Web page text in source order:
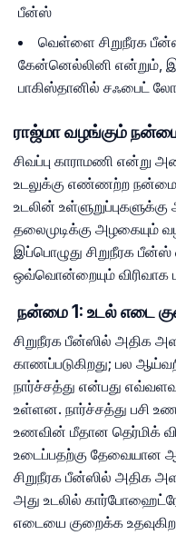
பீன்ஸ்
வெள்ளை சிறுநீரக
கேன்னெல்லினி என்றும்,
பாகிஸ்தானில் சஃபைட்
ராஜ்மா வழங்கும்
சிவப்பு காராமணி என்று
உடலுக்கு எண்ணற்ற
உடலின்
தலைமுடிக்கு அழகையும்
இப்பொழுது சிறுநீரக
ஒவ்வொன்றையும் விரிவாக
நன்மை 1: உடல் எடை
சிறுநீரக பீன்ஸில் அதிக
காணப்படுகிறது; பல
நார்ச்சத்து என்பது
உள்ளன. நார்ச்சத்து பசி
உணவின் மீதான தெர்மிக்
உடைப்பதற்கு தேவையான
சிறுநீரக பீன்ஸில் அதிக
அது உடலில்
எடையை குறைக்க